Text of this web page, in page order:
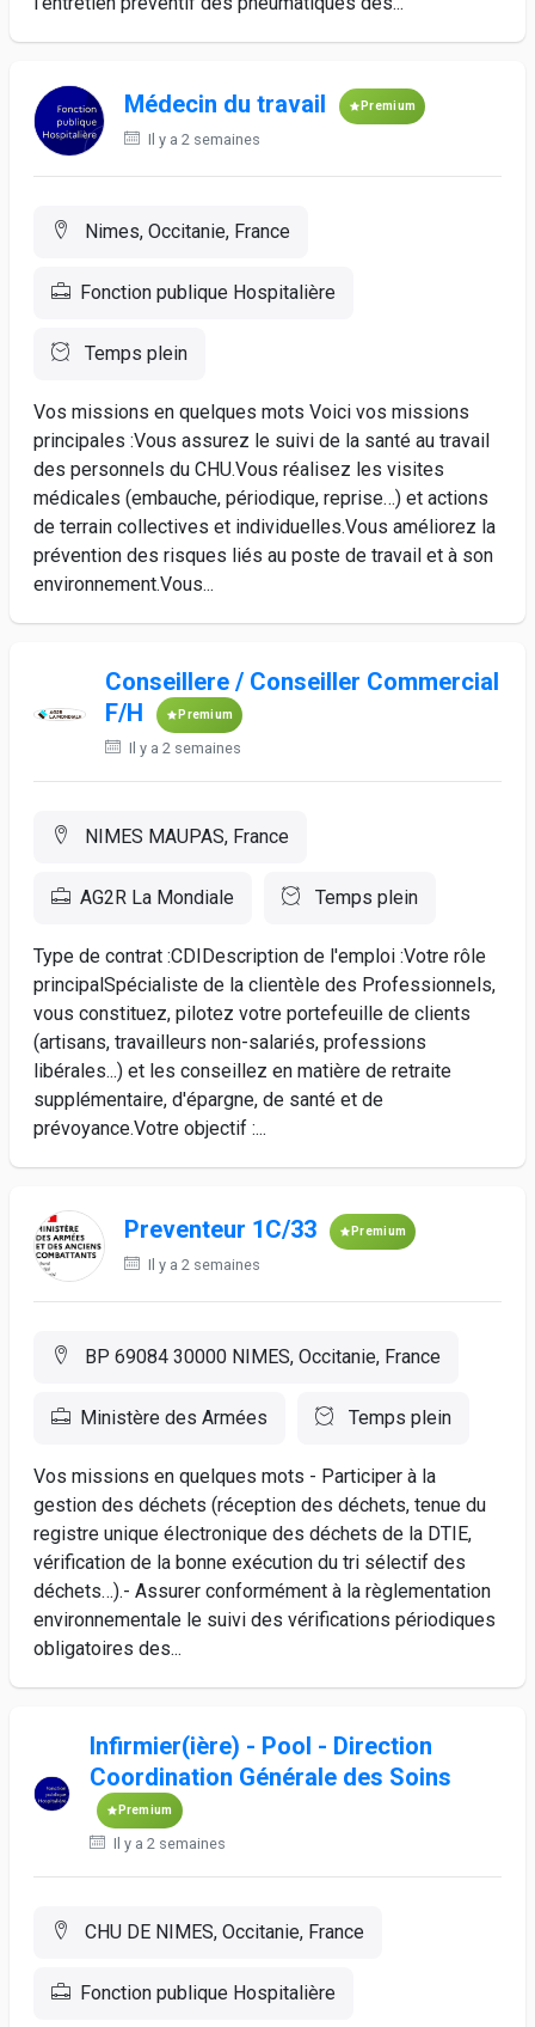
Médecin du travail Premium
Il y a 2 semaines
Nimes, Occitanie, France
Fonction publique Hospitalière
Temps plein
Vos missions en quelques mots Voici vos missions
principales :Vous assurez le suivi de la santé au travail
des personnels du CHU.Vous réalisez les visites
médicales (embauche, périodique, reprise…) et actions
de terrain collectives et individuelles.Vous améliorez la
prévention des risques liés au poste de travail et à son
environnement.Vous...
Conseillere / Conseiller Commercial
F/H
Premium
Il y a 2 semaines
NIMES MAUPAS, France
AG2R La Mondiale Temps plein
Type de contrat :CDIDescription de l'emploi :Votre rôle
principalSpécialiste de la clientèle des Professionnels,
vous constituez, pilotez votre portefeuille de clients
(artisans, travailleurs non-salariés, professions
libérales...) et les conseillez en matière de retraite
supplémentaire, d'épargne, de santé et de
prévoyance.Votre objectif :...
Preventeur 1C/33 Premium
Il y a 2 semaines
BP 69084 30000 NIMES, Occitanie, France
Ministère des Armées Temps plein
Vos missions en quelques mots - Participer à la
gestion des déchets (réception des déchets, tenue du
registre unique électronique des déchets de la DTIE,
vérification de la bonne exécution du tri sélectif des
déchets…).- Assurer conformément à la règlementation
environnementale le suivi des vérifications périodiques
obligatoires des...
Infirmier(ière) - Pool - Direction
Coordination Générale des Soins
Premium
Il y a 2 semaines
CHU DE NIMES, Occitanie, France
Fonction publique Hospitalière